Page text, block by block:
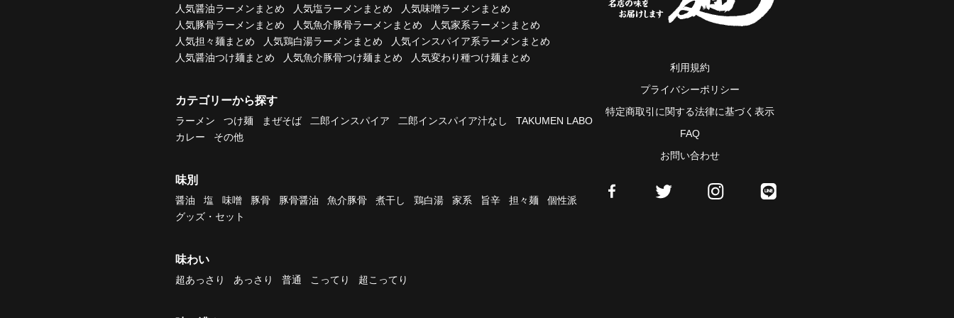
人気醤油ラーメンまとめ 人気塩ラーメンまとめ
人気味噌ラーメンまとめ
人気豚骨ラーメンまとめ
人気魚介豚骨ラーメンまとめ
人気家系ラーメンまとめ
人気担々麺まとめ
人気鶏白湯ラーメンまとめ
人気インスパイア系ラーメンまとめ
人気醤油つけ麺まとめ
人気魚介豚骨つけ麺まとめ 人気変わり種つけ麺まとめ
カテゴリーから探す
ラーメン つけ麺 まぜそば 二郎インスパイア 二郎インスパイア汁なし
TAKUMEN LABO
カレー
その他
味別
醤油 塩 味噌 豚骨 豚骨醤油 魚介豚骨 煮干し 鶏白湯 家系 旨辛 担々麺
個性派
グッズ・セット
味わい
超あっさり あっさり 普通 こってり 超こってり
利用規約
プライバシーポリシー
特定商取引に関する法律に基づく表示
FAQ
お問い合わせ